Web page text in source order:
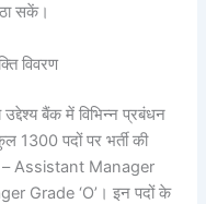
सकें।
विवरण
उद्देश्य बैंक में विभिन्न प्रबंधन
1300 पदों पर भर्ती की
– Assistant Manager
Grade ‘O’। इन पदों के